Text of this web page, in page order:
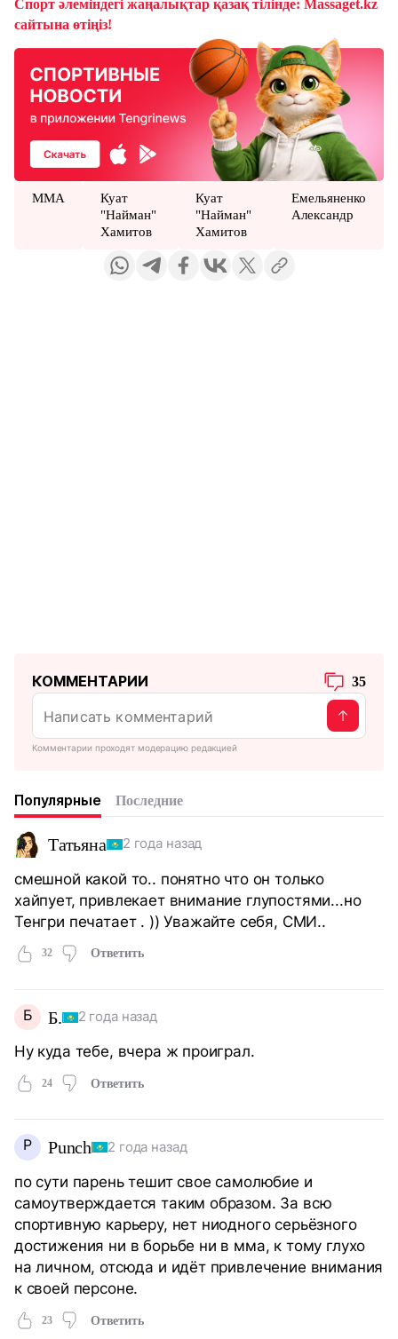
Спорт әлеміндегі жаңалықтар қазақ тілінде: Massaget.kz
сайтына өтіңіз!
ММА
Куат
"Найман"
Хамитов
Куат
"Найман"
Хамитов
Емельяненко
Александр
КОММЕНТАРИИ 35
Комментарии проходят модерацию редакцией
Популярные Последние
Татьяна 2 года назад
смешной какой то.. понятно что он только
хайпует, привлекает внимание глупостями...но
Тенгри печатает . )) Уважайте себя, СМИ..
32 Ответить
Б Б. 2 года назад
Ну куда тебе, вчера ж проиграл.
24 Ответить
P Punch 2 года назад
по сути парень тешит свое самолюбие и
самоутверждается таким образом. За всю
спортивную карьеру, нет ниодного серьёзного
достижения ни в борьбе ни в мма, к тому глухо
на личном, отсюда и идёт привлечение внимания
к своей персоне.
23 Ответить